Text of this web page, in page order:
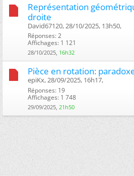
Représentation
droite
David67120, 28/10/2025, 13h50, ‎
Réponses: 2
Affichages: 1 121
28/10/2025, 16h32
Pièce en rotation:
epiKx, 28/09/2025, 16h17, ‎
Réponses: 19
Affichages: 1 748
29/09/2025, 21h50